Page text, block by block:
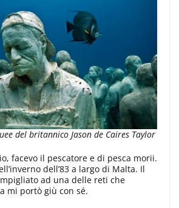
del britannico Jason de Caires Taylor
facevo il pescatore e di pesca morii.
dell’83 a largo di Malta. Il
ad una delle reti che
mi portò giù con sé.